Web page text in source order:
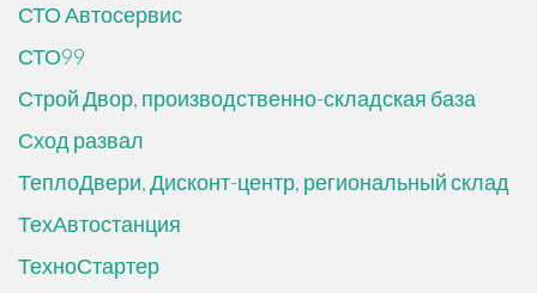
СТО Автосервис
СТО99
Строй Двор, производственно-складская база
Сход развал
ТеплоДвери, Дисконт-центр, региональный склад
ТехАвтостанция
ТехноСтартер